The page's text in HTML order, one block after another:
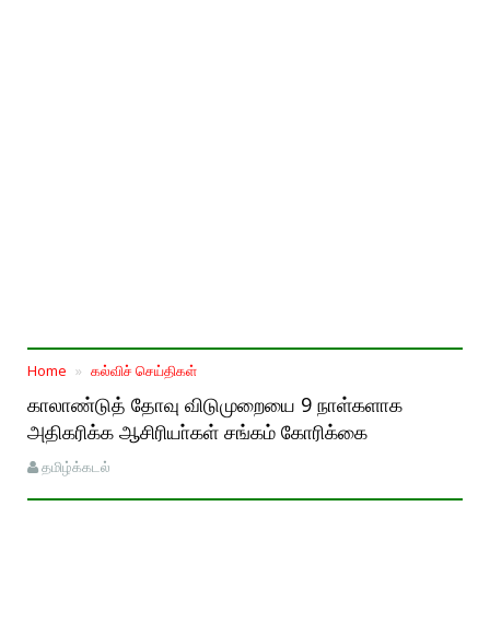
Home கல்விச் செய்திகள்
காலாண்டுத் தோவு விடுமுறையை 9 நாள்களாக
அதிகரிக்க ஆசிரியா்கள் சங்கம் கோரிக்கை
தமிழ்க்கடல்